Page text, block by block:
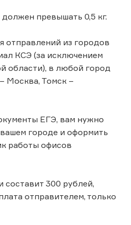
превышать 0,5 кг.
отправлений из городов
КСЭ (за исключением
области), в любой город
Москва, Томск –
ЕГЭ, вам нужно
городе и оформить
работы офисов
составит 300 рублей,
отправителем, только